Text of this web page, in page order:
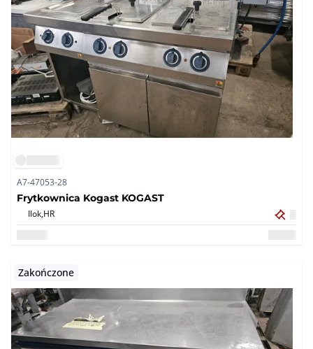
A7-47053-28
Frytkownica Kogast KOGAST
Ilok,HR
Zakończone